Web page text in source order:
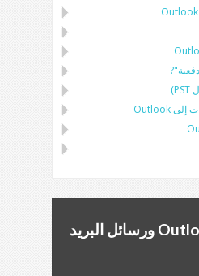
Outlook
لPST
)
إلىOutlook
تحويل عناصر Outlook ورسائل البريد